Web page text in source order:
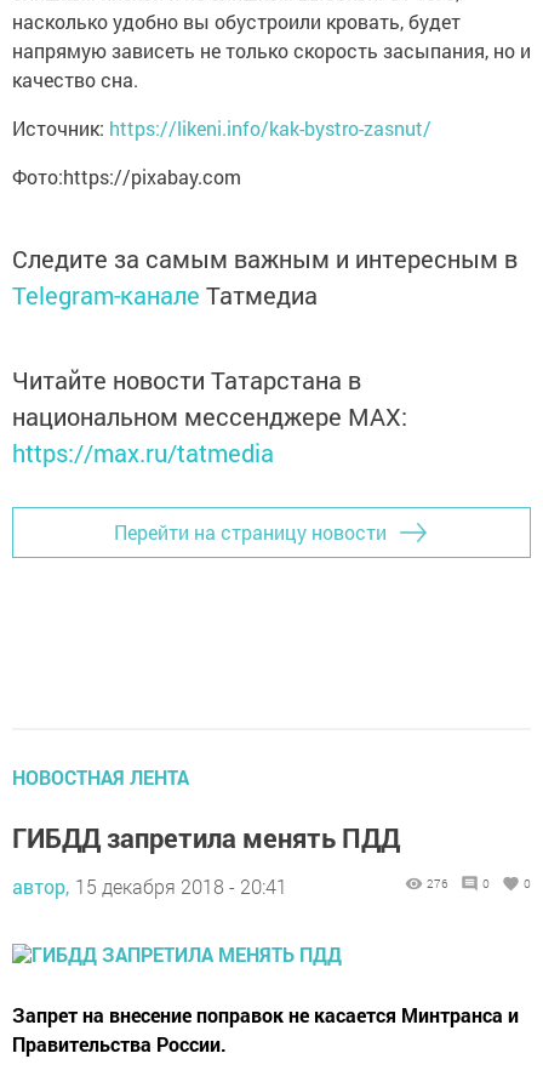
насколько удобно вы обустроили кровать, будет
напрямую зависеть не только скорость засыпания, но и
качество сна.
Источник: https://likeni.info/kak-bystro-zasnut/
Фото:https://pixabay.com
Следите за самым важным и интересным в
Telegram-канале Татмедиа
Читайте новости Татарстана в
национальном мессенджере MАХ:
https://max.ru/tatmedia
Перейти на страницу новости
НОВОСТНАЯ ЛЕНТА
ГИБДД запретила менять ПДД
автор, 15 декабря 2018 - 20:41 276 0 0
Запрет на внесение поправок не касается Минтранса и
Правительства России.